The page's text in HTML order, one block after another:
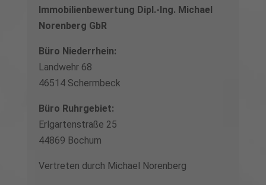
Immobilienbewertung Dipl.-Ing. Michael
Norenberg GbR
Büro Niederrhein:
Landwehr 68
46514 Schermbeck
Büro Ruhrgebiet:
Erlgartenstraße 25
44869 Bochum
Vertreten durch Michael Norenberg